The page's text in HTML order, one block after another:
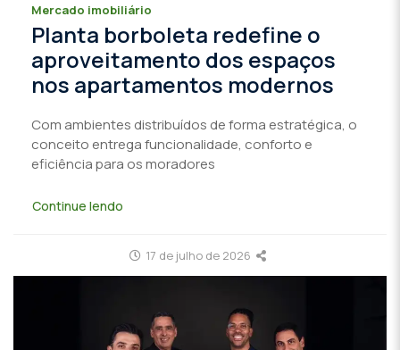
Mercado imobiliário
Planta borboleta redefine o
aproveitamento dos espaços
nos apartamentos modernos
Com ambientes distribuídos de forma estratégica, o
conceito entrega funcionalidade, conforto e
eficiência para os moradores
Continue lendo
17 de julho de 2026